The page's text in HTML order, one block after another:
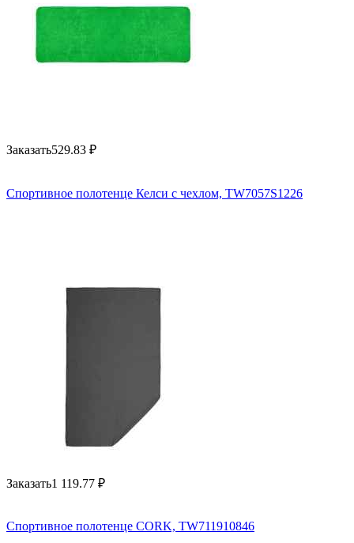
Заказать529.83 ₽
Спортивное полотенце Келси с чехлом, TW7057S1226
Заказать1 119.77 ₽
Спортивное полотенце CORK, TW711910846